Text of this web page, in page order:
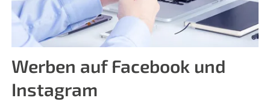
Werben auf Facebook und
Instagram